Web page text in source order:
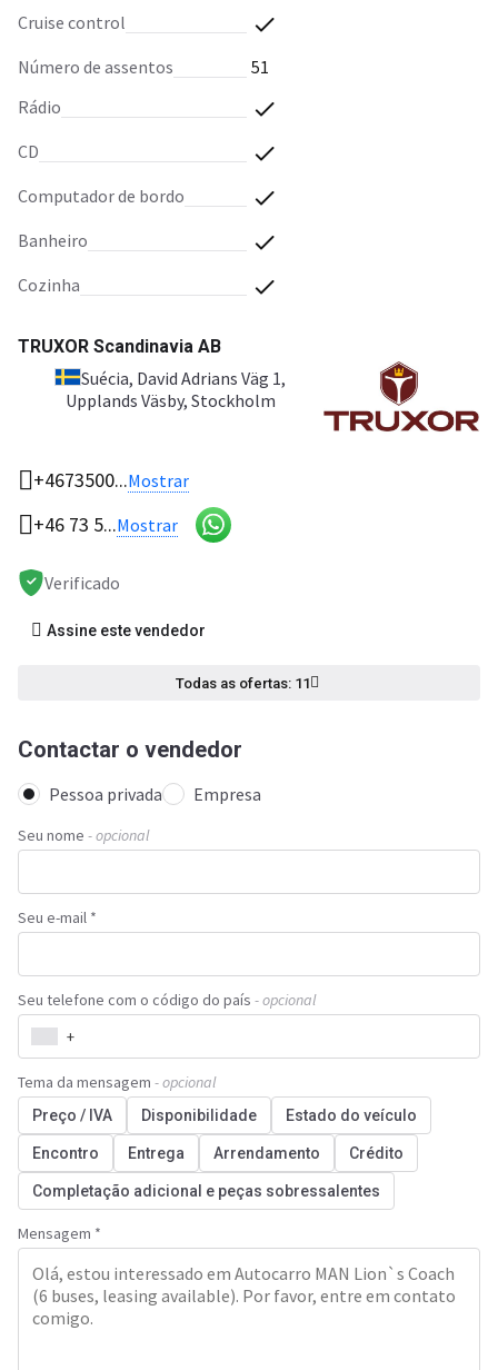
cruise control
número de assentos
51
rádio
CD
computador de bordo
banheiro
cozinha
TRUXOR Scandinavia AB
Suécia, David Adrians Väg 1,
Upplands Väsby, Stockholm
+4673500...Mostrar
+46 73 5...Mostrar
Verificado
Assine este vendedor
Todas as ofertas: 11
Contactar o vendedor
Pessoa privada Empresa
Seu nome - opcional
Seu e-mail *
Seu telefone com o código do país - opcional
+
Tema da mensagem - opcional
Preço / IVA Disponibilidade Estado do veículo
Encontro Entrega Arrendamento Crédito
Completação adicional e peças sobressalentes
Mensagem *